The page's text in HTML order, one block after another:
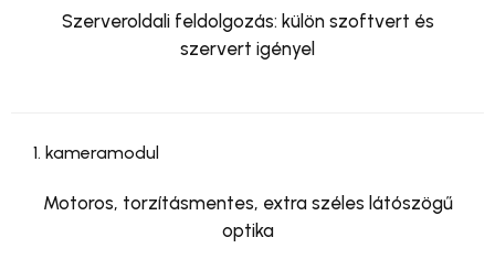
Szerveroldali feldolgozás: külön szoftvert és
szervert igényel
1. kameramodul
Motoros, torzításmentes, extra széles látószögű
optika